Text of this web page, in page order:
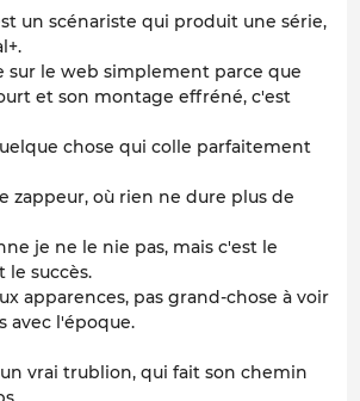
un scénariste qui produit une série,
sur le web simplement parce que
et son montage effréné, c'est
chose qui colle parfaitement
zappeur, où rien ne dure plus de
je ne le nie pas, mais c'est le
le succès.
apparences, pas grand-chose à voir
avec l'époque.
vrai trublion, qui fait son chemin